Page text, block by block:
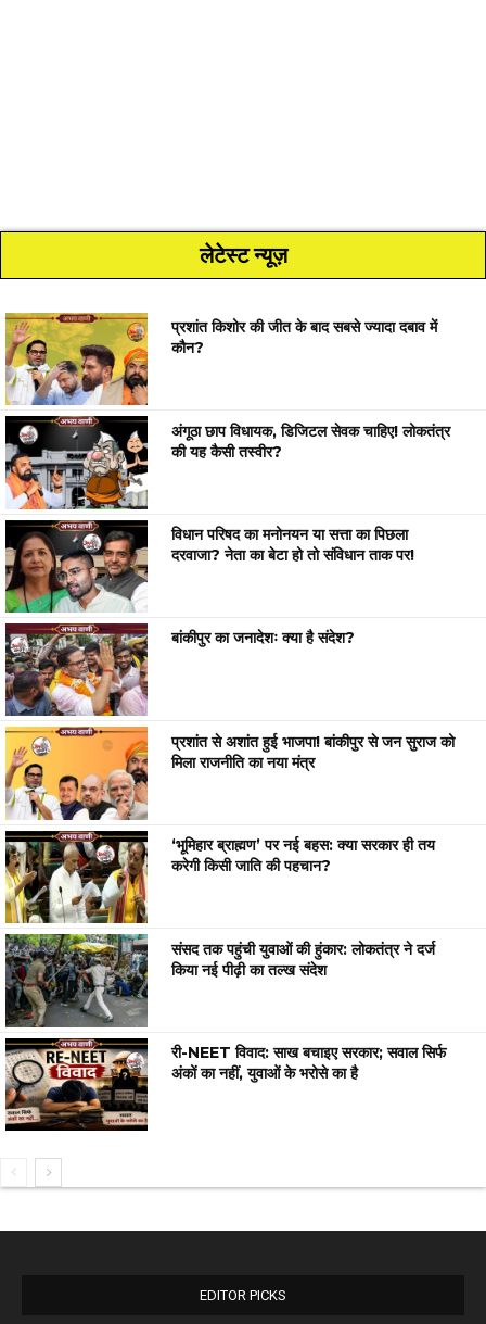
लेटेस्ट न्यूज़
प्रशांत किशोर की जीत के बाद सबसे ज्यादा दबाव में
कौन?
अंगूठा छाप विधायक, डिजिटल सेवक चाहिए! लोकतंत्र
की यह कैसी तस्वीर?
विधान परिषद का मनोनयन या सत्ता का पिछला
दरवाजा? नेता का बेटा हो तो संविधान ताक पर!
बांकीपुर का जनादेशः क्या है संदेश?
प्रशांत से अशांत हुई भाजपा! बांकीपुर से जन सुराज को
मिला राजनीति का नया मंत्र
‘भूमिहार ब्राह्मण’ पर नई बहस: क्या सरकार ही तय
करेगी किसी जाति की पहचान?
संसद तक पहुंची युवाओं की हुंकार: लोकतंत्र ने दर्ज
किया नई पीढ़ी का तल्ख संदेश
री-NEET विवाद: साख बचाइए सरकार; सवाल सिर्फ
अंकों का नहीं, युवाओं के भरोसे का है
EDITOR PICKS